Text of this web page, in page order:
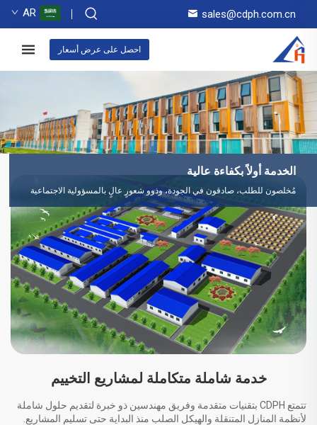
sales@cdph.com.cn
AR
احصل على عرض أسعار
الخدمة أولاً بكفاءة عالية
مُخلصون للطلب، صادقون في الجودة، وذوو شعورٍ عالٍ بالمسؤولية الاجتماعية
خدمة شاملة متكاملة لمشاريع التخييم
تتمتع CDPH بتقنيات متقدمة وفريق مهندسين ذو خبرة لتقديم حلول شاملة
لأنظمة المنازل المتنقلة والهيكل الصلب منذ البداية حتى تسليم المشاريع.